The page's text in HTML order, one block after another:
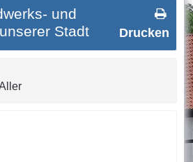
Drucken
und
Stadt